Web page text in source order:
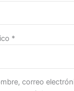
*
correo